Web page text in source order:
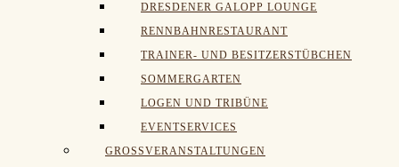
DRESDENER GALOPP LOUNGE
RENNBAHNRESTAURANT
TRAINER- UND BESITZERSTÜBCHEN
SOMMERGARTEN
LOGEN UND TRIBÜNE
EVENTSERVICES
GROSSVERANSTALTUNGEN